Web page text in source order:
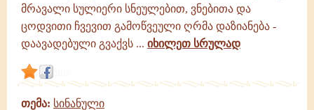
მრავალი სულიერი სნეულებით, ვნებითა და
ცოდვითი ჩვევით გამოწვეული ღრმა დაზიანება -
დაავადებული გვაქვს ... იხილეთ სრულად
თემა: სინანული